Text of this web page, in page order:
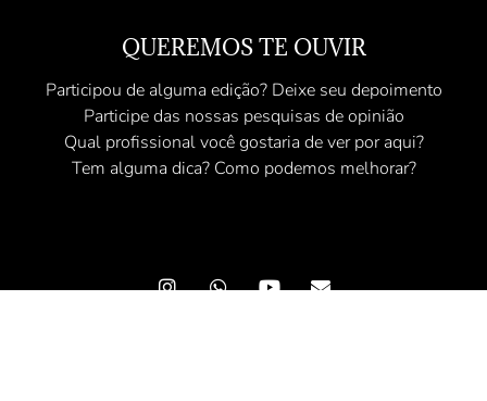
QUEREMOS TE OUVIR
Participou de alguma edição? Deixe seu depoimento
Participe das nossas pesquisas de opinião
Qual profissional você gostaria de ver por aqui?
Tem alguma dica? Como podemos melhorar?